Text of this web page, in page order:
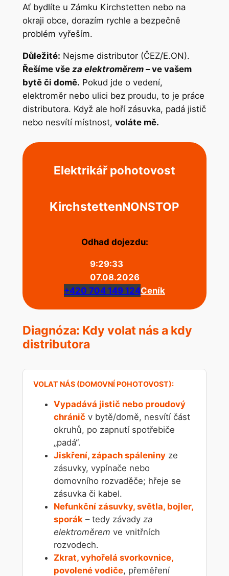
Ať bydlíte u Zámku Kirchstetten nebo na
okraji obce, dorazím rychle a bezpečně
problém vyřeším.
Důležité: Nejsme distributor (ČEZ/E.ON).
Řešíme vše za elektroměrem– ve vašem
bytě či domě. Pokud jde o vedení,
elektroměr nebo ulici bez proudu, to je práce
distributora. Když ale hoří zásuvka, padá jistič
nebo nesvítí místnost, voláte mě.
Elektrikář pohotovost
KirchstettenNONSTOP
Odhad dojezdu:
9:29:33
07.08.2026
+420 704 149 124Ceník
Diagnóza: Kdy volat nás a kdy
distributora
Vypadává jistič nebo proudový
chránič v bytě/domě, nesvítí část
okruhů, po zapnutí spotřebiče
„padá“.
Jiskření, zápach spáleniny ze
zásuvky, vypínače nebo
domovního rozvaděče; hřeje se
zásuvka či kabel.
Nefunkční zásuvky, světla, bojler,
sporák – tedy závady za
elektroměrem ve vnitřních
rozvodech.
Zkrat, vyhořelá svorkovnice,
povolené vodiče, přeměření